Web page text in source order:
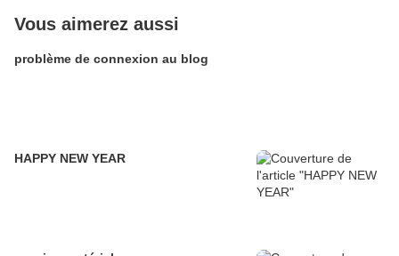
Vous aimerez aussi
problème de connexion au blog
HAPPY NEW YEAR